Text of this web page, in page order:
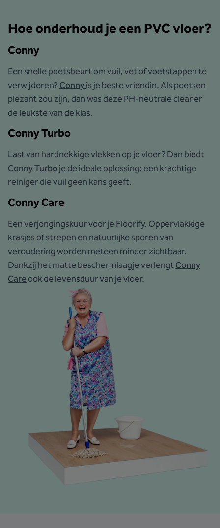
Hoe onderhoud je een PVC vloer?
Conny
Een snelle poetsbeurt om vuil, vet of voetstappen te
verwijderen? Connyis je beste vriendin. Als poetsen
plezant zou zijn, dan was deze PH-neutrale cleaner
de leukste van de klas.
Conny Turbo
Last van hardnekkige vlekken op je vloer? Dan biedt
Conny Turboje de ideale oplossing: een krachtige
reiniger die vuil geen kans geeft.
Conny Care
Een verjongingskuur voor je Floorify. Oppervlakkige
krasjes of strepen en natuurlijke sporen van
veroudering worden meteen minder zichtbaar.
Dankzij het matte beschermlaagje verlengtConny
Careook de levensduur van je vloer.